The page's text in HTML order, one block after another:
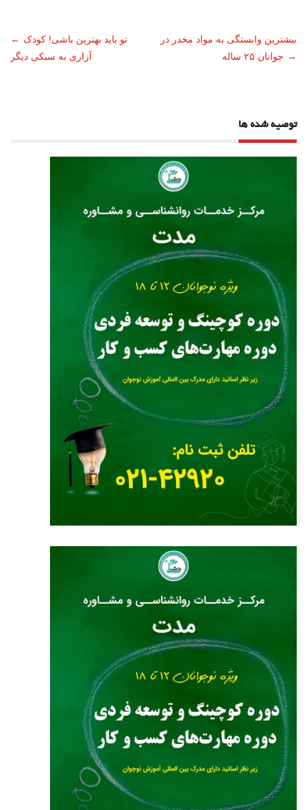
ناوبری
نوشته
← تو باید بهترین باشی! کودک
آزاری به سبکی دیگر
بیشترین وابستگی به مواد مخدر در
جوانان ۲۵ ساله →
توصیه شده ها